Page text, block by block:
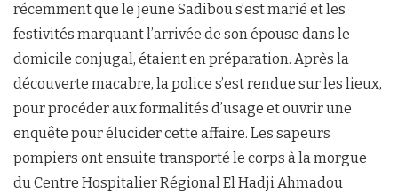
récemment que le jeune Sadibou s’est marié et les
festivités marquant l’arrivée de son épouse dans le
domicile conjugal, étaient en préparation. Après la
découverte macabre, la police s’est rendue sur les lieux,
pour procéder aux formalités d’usage et ouvrir une
enquête pour élucider cette affaire. Les sapeurs
pompiers ont ensuite transporté le corps à la morgue
du Centre Hospitalier Régional El Hadji Ahmadou